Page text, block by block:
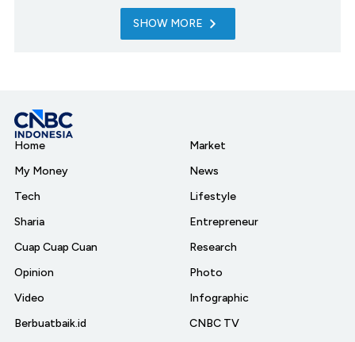
SHOW MORE
Home
My Money
Tech
Sharia
Cuap Cuap Cuan
Opinion
Video
Berbuatbaik.id
Market
News
Lifestyle
Entrepreneur
Research
Photo
Infographic
CNBC TV